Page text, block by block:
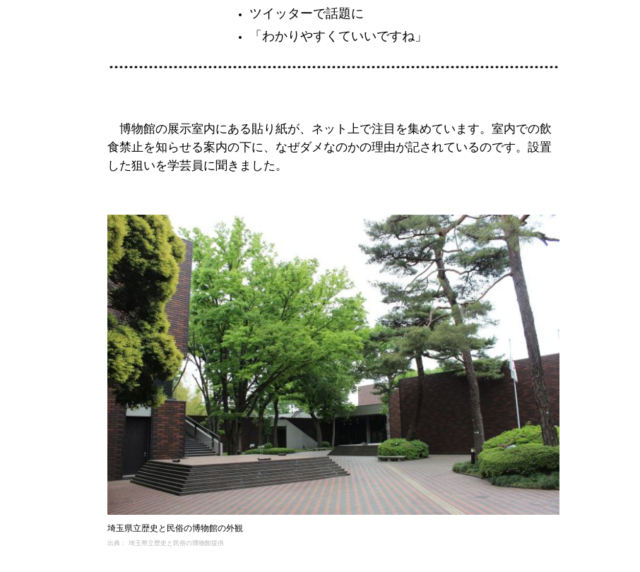
ツイッターで話題に
「わかりやすくていいですね」
博物館の展示室内にある貼り紙が、ネット上で注目を集めています。室内での飲
食禁止を知らせる案内の下に、なぜダメなのかの理由が記されているのです。設置
した狙いを学芸員に聞きました。
埼玉県立歴史と民俗の博物館の外観
出典： 埼玉県立歴史と民俗の博物館提供